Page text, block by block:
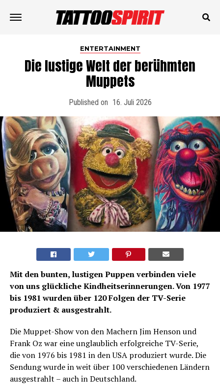
ENTERTAINMENT
Die lustige Welt der berühmten
Muppets
Published on 16. Juli 2026
Mit den bunten, lustigen Puppen verbinden viele
von uns glückliche Kindheitserinnerungen. Von 1977
bis 1981 wurden über 120 Folgen der TV-Serie
produziert & ausgestrahlt.
Die Muppet-Show von den Machern Jim Henson und
Frank Oz war eine unglaublich erfolgreiche TV-Serie,
die von 1976 bis 1981 in den USA produziert wurde. Die
Sendung wurde in weit über 100 verschiedenen Ländern
ausgestrahlt – auch in Deutschland.